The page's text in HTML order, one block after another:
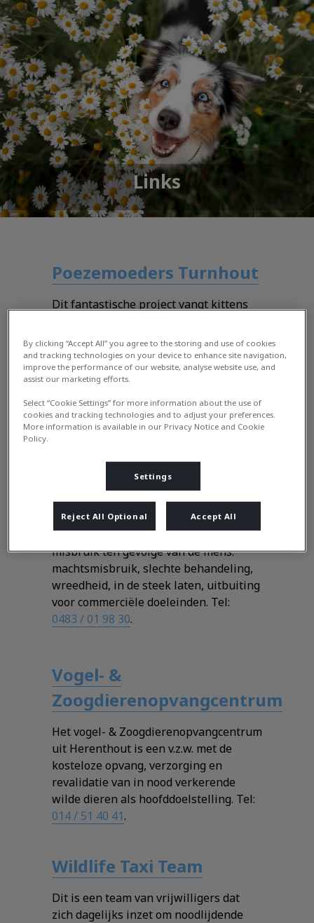
Links
Poezemoeders Turnhout
Dit fantastische project vangt kittens
een warm thuis zoeken. Vind je kittens
of zoek je een kitten, contacteer gerust
de poezemoeders.
Dierenasiel Veeweyde
Hun missie vat zich samen in : De
bescherming van dieren, in al zijn
vormen. Die bescherming is er vooral
op gericht de dieren te vrijwaren van
misbruik ten gevolge van de mens:
machtsmisbruik, slechte behandeling,
wreedheid, in de steek laten, uitbuiting
voor commerciële doeleinden. Tel:
0483 / 01 98 30.
Vogel- &
Zoogdierenopvangcentrum
Het vogel- & Zoogdierenopvangcentrum
uit Herenthout is een v.z.w. met de
kosteloze opvang, verzorging en
revalidatie van in nood verkerende
wilde dieren als hoofddoelstelling. Tel:
014 / 51 40 41.
Wildlife Taxi Team
Dit is een team van vrijwilligers dat
zich dagelijks inzet om noodlijdende
By clicking “Accept All” you agree to the storing and use of cookies
and tracking technologies on your device to enhance site navigation,
improve the performance of our website, analyse website use, and
assist our marketing efforts.
Select “Cookie Settings” for more information about the use of
cookies and tracking technologies and to adjust your preferences.
More information is available in our Privacy Notice and Cookie
Policy.
Settings
Reject All Optional Accept All